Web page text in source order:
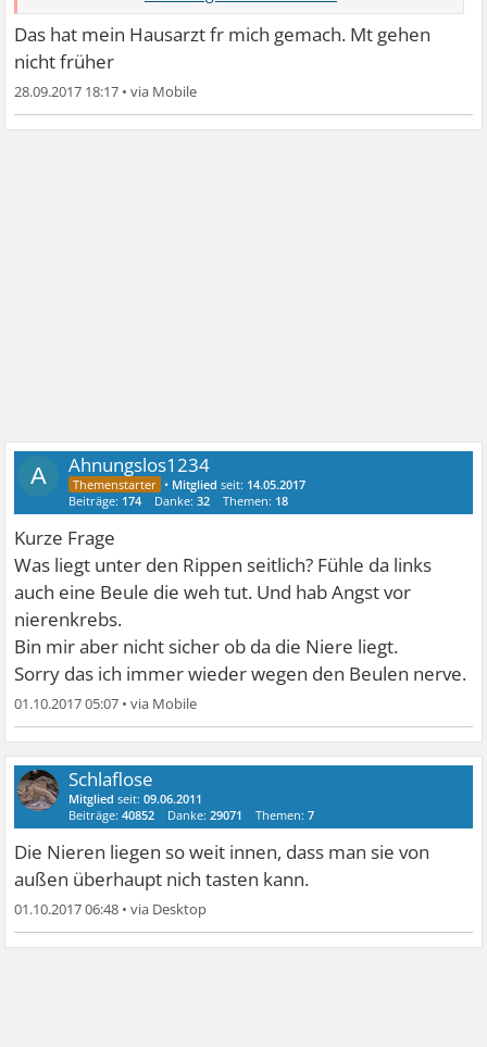
Was haben deine Telefonate wegen einem früheren MRT
Termin ergeben? da muss doch ein früherer als in
Das hat mein Hausarzt fr mich gemach. Mt gehen
nicht früher
28.09.2017 18:17 •
A Ahnungslos1234
• Mitglied seit: 14.05.2017
Beiträge: 174 Danke:32 Themen: 18
Kurze Frage
Was liegt unter den Rippen seitlich? Fühle da links
auch eine Beule die weh tut. Und hab Angst vor
nierenkrebs.
Bin mir aber nicht sicher ob da die Niere liegt.
Sorry das ich immer wieder wegen den Beulen nerve.
01.10.2017 05:07 •
Schlaflose
Mitglied seit:09.06.2011
Beiträge:40852 Danke:29071 Themen:7
Die Nieren liegen so weit innen, dass man sie von
außen überhaupt nich tasten kann.
01.10.2017 06:48 •